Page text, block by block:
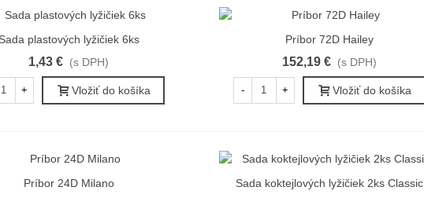
Rýchly náhľad
Sada plastových lyžičiek 6ks
1,43 € (s DPH)
+ Vložiť do košíka
Rýchly náhľad
Príbor 72D Hailey
152,19 € (s DPH)
- + Vložiť do košíka
Rýchly náhľad
Príbor 24D Milano Rýchly náhľad
Sada koktejlových lyžičiek 2ks Classic